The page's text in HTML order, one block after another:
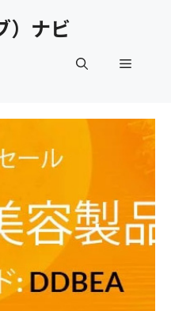
）ナビ
メ
ー